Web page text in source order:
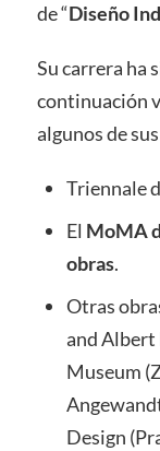
de “Diseño
Su carrera ha
continuación
algunos de
Triennale
El MoMA
obras.
Otras
and Albert
Museum
Design